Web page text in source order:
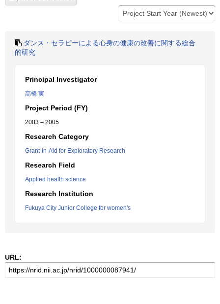
ダンス・セラピーによる心身の健康の改善に関する総合
的研究
Principal Investigator
高橋 実
Project Period (FY)
2003 – 2005
Research Category
Grant-in-Aid for Exploratory Research
Research Field
Applied health science
Research Institution
Fukuya City Junior College for women's
URL: